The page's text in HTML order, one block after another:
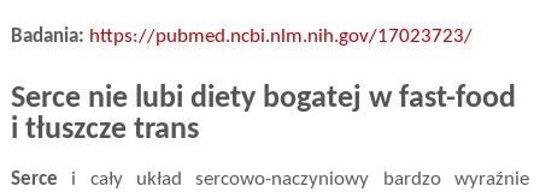
Badania: https://pubmed.ncbi.nlm.nih.gov/17023723/
Serce nie lubi diety bogatej w fast-food
i tłuszcze trans
Serce i cały układ sercowo-naczyniowy bardzo wyraźnie